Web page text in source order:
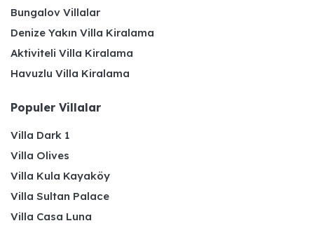
Bungalov Villalar
Denize Yakın Villa Kiralama
Aktiviteli Villa Kiralama
Havuzlu Villa Kiralama
Populer Villalar
Villa Dark 1
Villa Olives
Villa Kula Kayaköy
Villa Sultan Palace
Villa Casa Luna